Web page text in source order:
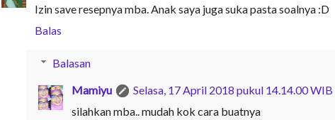
Izin save resepnya mba. Anak saya juga suka pasta soalnya :D
Balas
Balasan
Mamiyu
Selasa, 17 April 2018 pukul 14.14.00 WIB
silahkan mba.. mudah kok cara buatnya